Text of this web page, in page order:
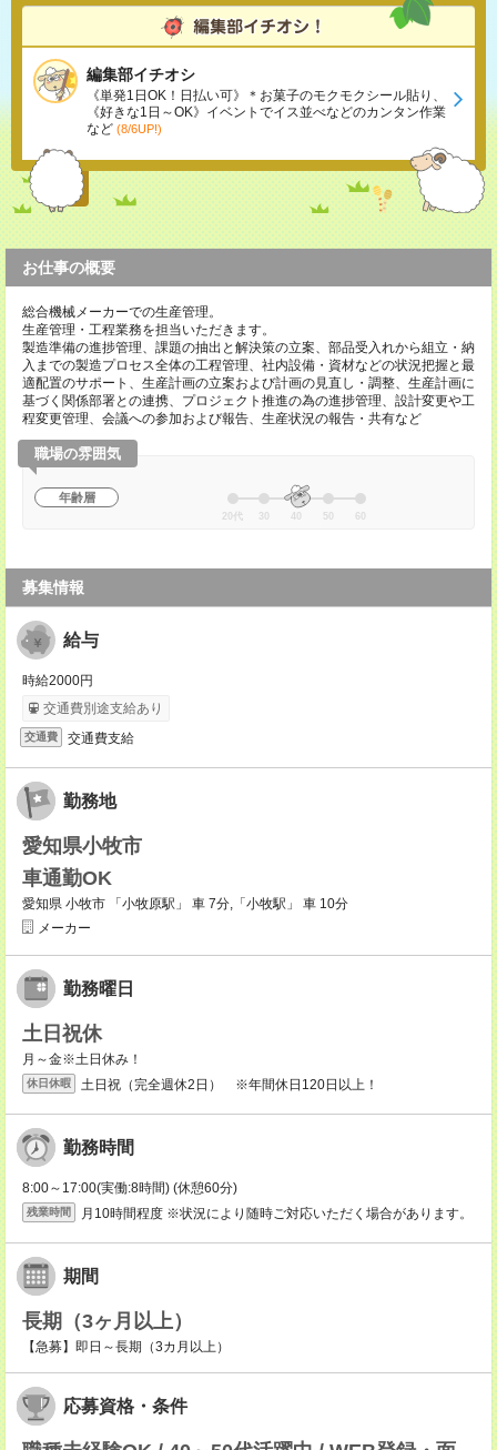
編集部イチオシ
《単発1日OK！日払い可》＊お菓子のモクモクシール貼り、
《好きな1日～OK》イベントでイス並べなどのカンタン作業
など (8/6UP!)
お仕事の概要
総合機械メーカーでの生産管理。
生産管理・工程業務を担当いただきます。
製造準備の進捗管理、課題の抽出と解決策の立案、部品受入れから組立・納
入までの製造プロセス全体の工程管理、社内設備・資材などの状況把握と最
適配置のサポート、生産計画の立案および計画の見直し・調整、生産計画に
基づく関係部署との連携、プロジェクト推進の為の進捗管理、設計変更や工
程変更管理、会議への参加および報告、生産状況の報告・共有など
職場の雰囲気
年齢層
20代 30 40 50 60
募集情報
給与
時給2000円
交通費別途支給あり
交通費 交通費支給
勤務地
愛知県小牧市
車通勤OK
愛知県 小牧市 「小牧原駅」 車 7分,「小牧駅」 車 10分
メーカー
勤務曜日
土日祝休
月～金※土日休み！
休日休暇 土日祝（完全週休2日） ※年間休日120日以上！
勤務時間
8:00～17:00(実働:8時間) (休憩60分)
残業時間 月10時間程度 ※状況により随時ご対応いただく場合があります。
期間
長期（3ヶ月以上）
【急募】即日～長期（3カ月以上）
応募資格・条件